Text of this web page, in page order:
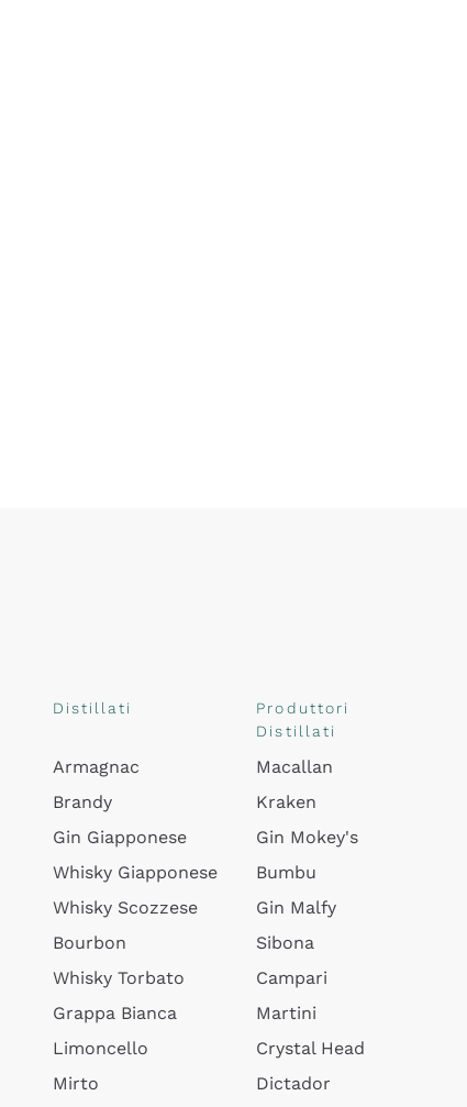
Distillati
Armagnac
Brandy
Gin Giapponese
Whisky Giapponese
Whisky Scozzese
Bourbon
Whisky Torbato
Grappa Bianca
Limoncello
Mirto
Produttori
Distillati
Macallan
Kraken
Gin Mokey's
Bumbu
Gin Malfy
Sibona
Campari
Martini
Crystal Head
Dictador